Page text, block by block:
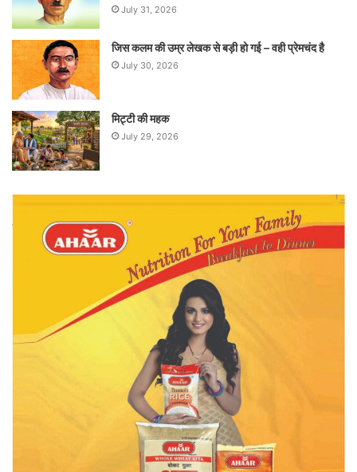
July 31, 2026
जिस कलम की उम्र लेखक से बड़ी हो गई – वही प्रेमचंद है
July 30, 2026
मिट्टी की महक
July 29, 2026